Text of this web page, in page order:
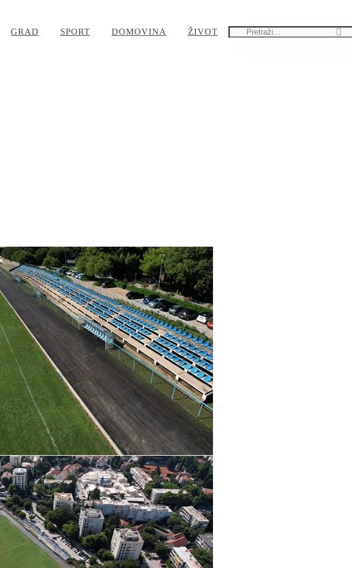
GRAD SPORT DOMOVINA ŽIVOT